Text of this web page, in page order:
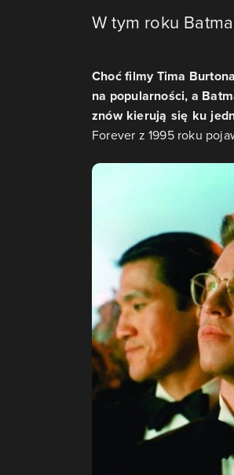
W tym roku
Choć filmy Tima
na popularności, a
znów kierują się ku
Forever z 1995 roku